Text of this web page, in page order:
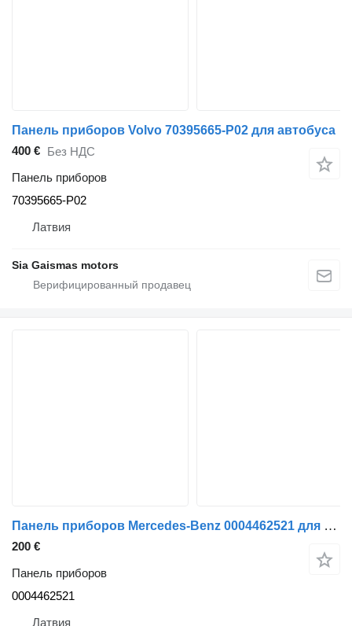
Панель приборов Volvo 70395665-P02 для автобуса
400 € Без НДС
Панель приборов
70395665-P02
Латвия
Sia Gaismas motors
Панель приборов Mercedes-Benz 0004462521 для автобуса
200 €
Панель приборов
0004462521
Латвия